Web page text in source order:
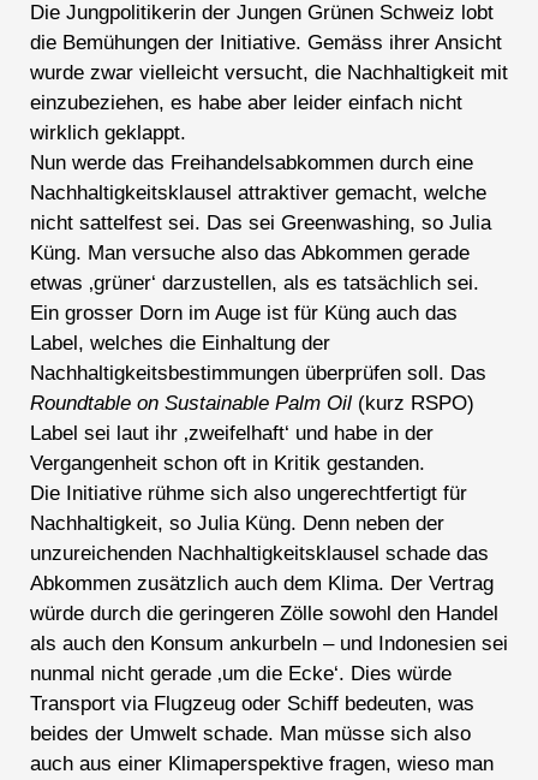
Die Jungpolitikerin der Jungen Grünen Schweiz lobt
die Bemühungen der Initiative. Gemäss ihrer Ansicht
wurde zwar vielleicht versucht, die Nachhaltigkeit mit
einzubeziehen, es habe aber leider einfach nicht
wirklich geklappt.
Nun werde das Freihandelsabkommen durch eine
Nachhaltigkeitsklausel attraktiver gemacht, welche
nicht sattelfest sei. Das sei Greenwashing, so Julia
Küng. Man versuche also das Abkommen gerade
etwas ‚grüner‘ darzustellen, als es tatsächlich sei.
Ein grosser Dorn im Auge ist für Küng auch das
Label, welches die Einhaltung der
Nachhaltigkeitsbestimmungen überprüfen soll. Das
Roundtable on Sustainable Palm Oil (kurz RSPO)
Label sei laut ihr ‚zweifelhaft‘ und habe in der
Vergangenheit schon oft in Kritik gestanden.
Die Initiative rühme sich also ungerechtfertigt für
Nachhaltigkeit, so Julia Küng. Denn neben der
unzureichenden Nachhaltigkeitsklausel schade das
Abkommen zusätzlich auch dem Klima. Der Vertrag
würde durch die geringeren Zölle sowohl den Handel
als auch den Konsum ankurbeln – und Indonesien sei
nunmal nicht gerade ‚um die Ecke‘. Dies würde
Transport via Flugzeug oder Schiff bedeuten, was
beides der Umwelt schade. Man müsse sich also
auch aus einer Klimaperspektive fragen, wieso man